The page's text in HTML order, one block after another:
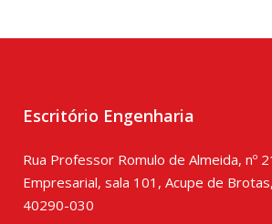
Escritório Engenharia
Rua Professor Romulo de Almeida, nº
Empresarial, sala 101, Acupe de
40290-030